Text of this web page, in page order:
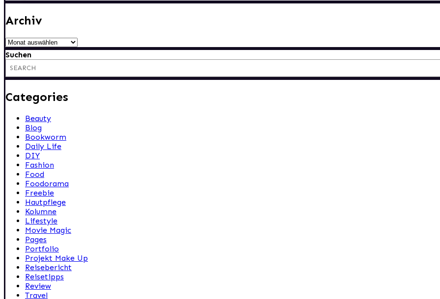
Archiv
Archiv
Suchen
Categories
Beauty
Blog
Bookworm
Daily Life
DIY
Fashion
Food
Foodorama
Freebie
Hautpflege
Kolumne
Lifestyle
Movie Magic
Pages
Portfolio
Projekt Make Up
Reisebericht
Reisetipps
Review
Travel